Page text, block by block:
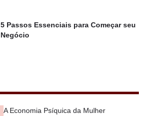
5 Passos Essenciais para Começar seu
Negócio
A Economia Psíquica da Mulher